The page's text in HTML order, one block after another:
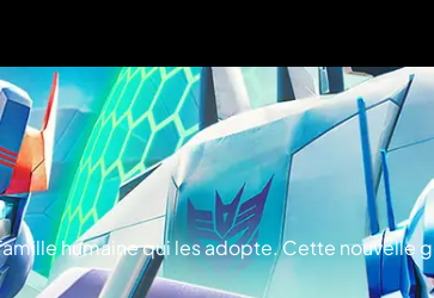
humaine qui les adopte. Cette nouvelle